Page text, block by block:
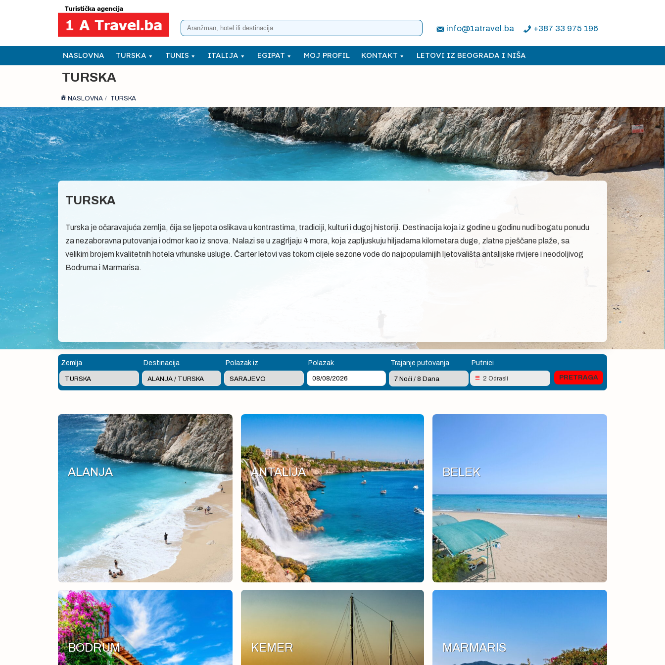
info@1atravel.ba +387 33 975 196
NASLOVNA TURSKA TUNIS ITALIJA EGIPAT MOJ PROFIL KONTAKT LETOVI IZ BEOGRADA I NIŠA
TURSKA
NASLOVNA TURSKA
TURSKA
Turska je očaravajuća zemlja, čija se ljepota oslikava u kontrastima, tradiciji, kulturi i dugoj historiji. Destinacija koja iz godine u godinu nudi bogatu ponudu
za nezaboravna putovanja i odmor kao iz snova. Nalazi se u zagrljaju 4 mora, koja zapljuskuju hiljadama kilometara duge, zlatne pješčane plaže, sa
velikim brojem kvalitetnih hotela vrhunske usluge. Čarter letovi vas tokom cijele sezone vode do najpopularnijih ljetovališta antalijske rivijere i neodoljivog
Bodruma i Marmarisa.
Zemlja Destinacija Polazak iz Polazak Trajanje putovanja Putnici
2 Odrasli
ALANJA ANTALIJA BELEK
BODRUM KEMER MARMARIS